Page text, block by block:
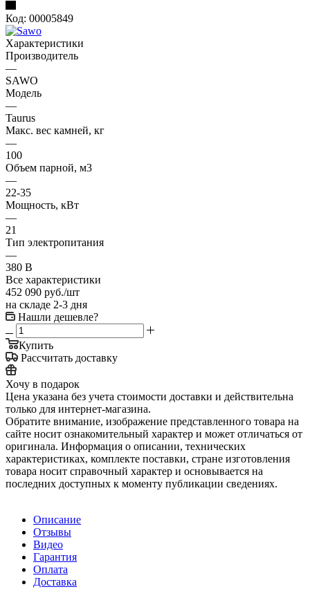
Код: 00005849
Характеристики
Производитель
—
SAWO
Модель
—
Taurus
Макс. вес камней, кг
—
100
Oбъем парной, м3
—
22-35
Мощность, кВт
—
21
Тип электропитания
—
380 В
Все характеристики
452 090 руб./шт
на складе 2-3 дня
Нашли дешевле?
Купить
Рассчитать доставку
Хочу в подарок
Цена указана без учета стоимости доставки и действительна
только для интернет-магазина.
Обратите внимание, изображение представленного товара на
сайте носит ознакомительный характер и может отличаться от
оригинала. Информация о описании, технических
характеристиках, комплекте поставки, стране изготовления
товара носит справочный характер и основывается на
последних доступных к моменту публикации сведениях.
Описание
Отзывы
Видео
Гарантия
Оплата
Доставка